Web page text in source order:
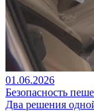
01.06.2026
Безопасность
Два решения